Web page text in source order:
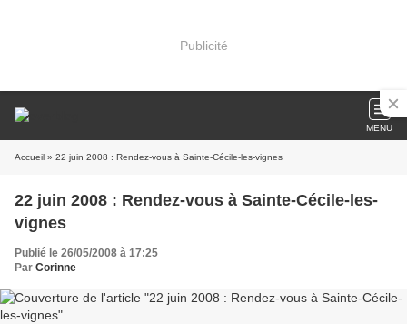
Publicité
MENU
Accueil » 22 juin 2008 : Rendez-vous à Sainte-Cécile-les-vignes
22 juin 2008 : Rendez-vous à Sainte-Cécile-les-
vignes
Publié le 26/05/2008 à 17:25
Par Corinne